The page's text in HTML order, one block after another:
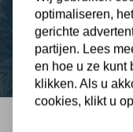
Contact
optimaliseren,
gerichte
partijen. Lees
en hoe u ze kunt
klikken. Als u
cookies, klikt u